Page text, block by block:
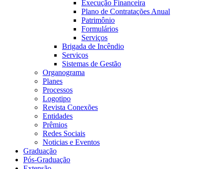
Execução Financeira
Plano de Contratações Anual
Patrimônio
Formulários
Serviços
Brigada de Incêndio
Serviços
Sistemas de Gestão
Organograma
Planes
Processos
Logotipo
Revista Conexões
Entidades
Prêmios
Redes Sociais
Noticias e Eventos
Graduação
Pós-Graduação